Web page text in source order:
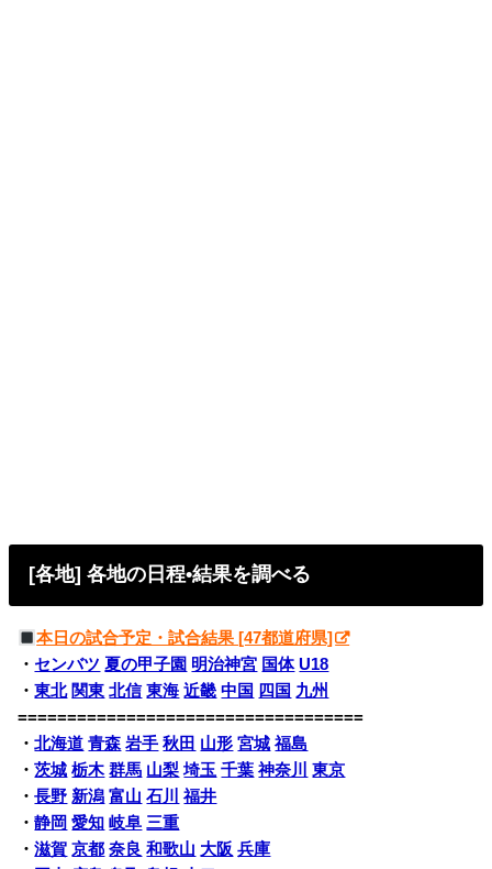
[各地] 各地の日程•結果を調べる
本日の試合予定・試合結果 [47都道府県]
・ センバツ 夏の甲子園 明治神宮 国体 U18
・東北 関東 北信 東海 近畿 中国 四国 九州
===================================
・北海道 青森 岩手 秋田 山形 宮城 福島
・茨城 栃木 群馬 山梨 埼玉 千葉 神奈川
東京
・長野 新潟 富山 石川
福井
・静岡 愛知 岐阜 三重
・滋賀 京都 奈良 和歌山 大阪 兵庫